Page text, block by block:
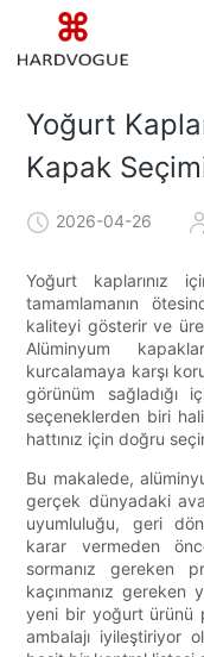
Yoğurt
Kapak
2026-04-26
Yoğurt kaplarınız
tamamlamanın
kaliteyi gösterir ve
Alüminyum
kurcalamaya karşı
görünüm sağladığı
seçeneklerden biri
hattınız için doğru
Bu makalede,
gerçek dünyadaki
uyumluluğu, geri
karar vermeden
sormanız gereken
kaçınmanız gereken
yeni bir yoğurt ürünü
ambalajı iyileştiriyor